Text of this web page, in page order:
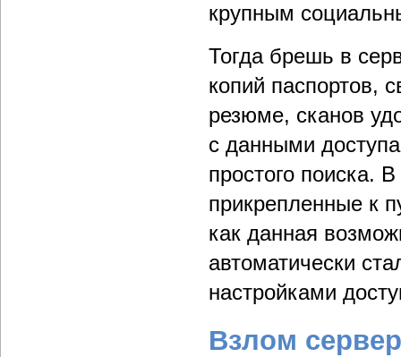
крупным
Тогда брешь в
копий паспортов,
резюме, сканов
с данными
простого поиска.
прикрепленные к
как данная
автоматически
настройками
Взлом